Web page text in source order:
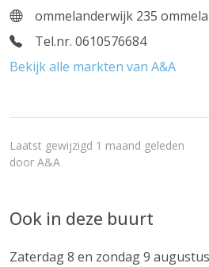
ommelanderwijk 235
Tel.nr. 0610576684
Bekijk alle markten van A&A
Laatst gewijzigd 1 maand geleden
door A&A
Ook in deze buurt
Zaterdag 8 en zondag 9 augustus